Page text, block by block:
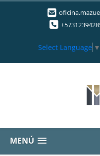
Select Language ▼
MENÚ